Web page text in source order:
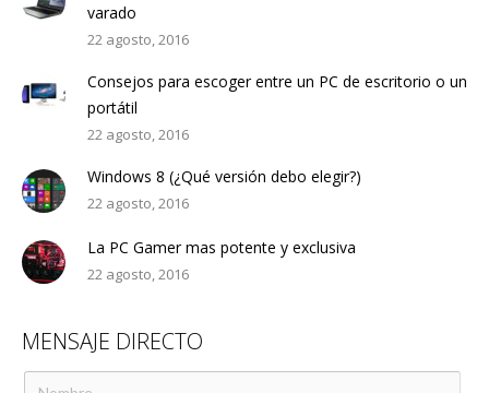
varado
22 agosto, 2016
Consejos para escoger entre un PC de escritorio o un
portátil
22 agosto, 2016
Windows 8 (¿Qué versión debo elegir?)
22 agosto, 2016
La PC Gamer mas potente y exclusiva
22 agosto, 2016
MENSAJE DIRECTO